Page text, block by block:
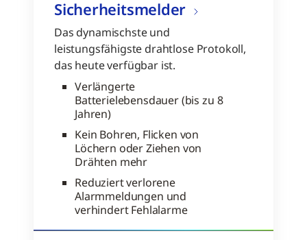
Sicherheitsmelder
Das dynamischste und
leistungsfähigste drahtlose Protokoll,
das heute verfügbar ist.
Verlängerte
Batterielebensdauer (bis zu 8
Jahren)
Kein Bohren, Flicken von
Löchern oder Ziehen von
Drähten mehr
Reduziert verlorene
Alarmmeldungen und
verhindert Fehlalarme